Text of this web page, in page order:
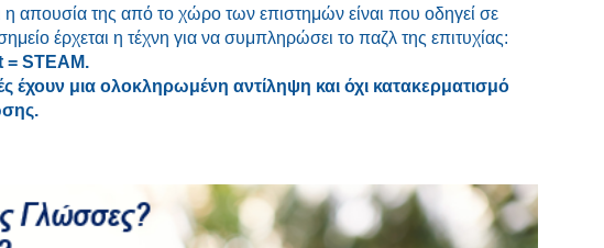
η απουσία της από το χώρο των επιστημών είναι που οδηγεί σε
έρχεται η τέχνη για να συμπληρώσει το παζλ της επιτυχίας:
= STEAM.
έχουν μια ολοκληρωμένη αντίληψη και όχι κατακερματισμό